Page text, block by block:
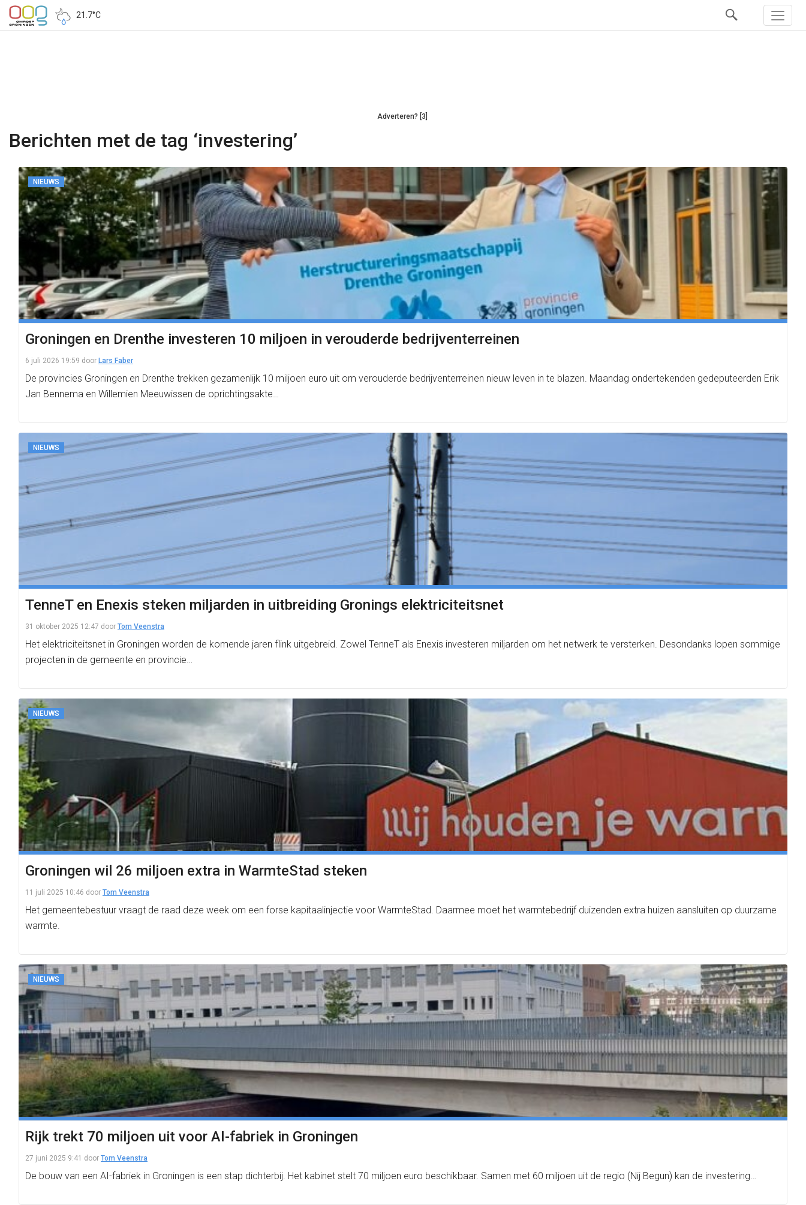
21.7°C
Adverteren? [3]
Berichten met de tag ‘investering’
NIEUWS
Groningen en Drenthe investeren 10 miljoen in verouderde bedrijventerreinen
6 juli 2026 19:59 door Lars Faber
De provincies Groningen en Drenthe trekken gezamenlijk 10 miljoen euro uit om verouderde bedrijventerreinen nieuw leven in te blazen. Maandag ondertekenden gedeputeerden Erik
Jan Bennema en Willemien Meeuwissen de oprichtingsakte…
NIEUWS
TenneT en Enexis steken miljarden in uitbreiding Gronings elektriciteitsnet
31 oktober 2025 12:47 door Tom Veenstra
Het elektriciteitsnet in Groningen worden de komende jaren flink uitgebreid. Zowel TenneT als Enexis investeren miljarden om het netwerk te versterken. Desondanks lopen sommige
projecten in de gemeente en provincie…
NIEUWS
Groningen wil 26 miljoen extra in WarmteStad steken
11 juli 2025 10:46 door Tom Veenstra
Het gemeentebestuur vraagt de raad deze week om een forse kapitaalinjectie voor WarmteStad. Daarmee moet het warmtebedrijf duizenden extra huizen aansluiten op duurzame
warmte.
NIEUWS
Rijk trekt 70 miljoen uit voor AI-fabriek in Groningen
27 juni 2025 9:41 door Tom Veenstra
De bouw van een AI-fabriek in Groningen is een stap dichterbij. Het kabinet stelt 70 miljoen euro beschikbaar. Samen met 60 miljoen uit de regio (Nij Begun) kan de investering…